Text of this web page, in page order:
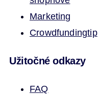
Marketing
Crowdfundingtip
Užitočné odkazy
FAQ